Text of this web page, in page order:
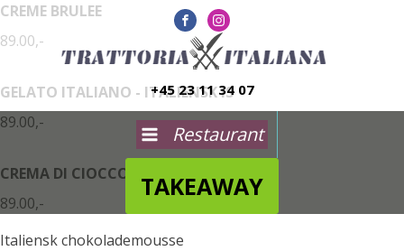
+45 23 11 34 07
Restaurant
TAKEAWAY
CREME BRULEE
89.00,-
GELATO ITALIANO - ITALIENSK IS
89.00,-
CREMA DI CIOCCOLATA
89.00,-
Italiensk chokolademousse